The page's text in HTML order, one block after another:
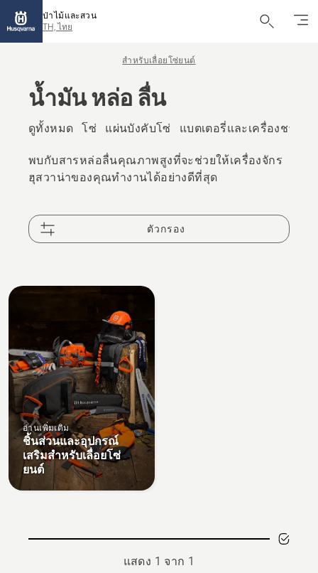
ป่าไม้และสวน
TH, ไทย
สำหรับเลื่อยโซ่ยนต์
น้ำมัน หล่อ ลื่น
ดูทั้งหมด โซ่ แผ่นบังคับโซ่ แบตเตอรี่และเครื่องชาร์จ
พบกับสารหล่อลื่นคุณภาพสูงที่จะช่วยให้เครื่องจักร
ฮุสวาน่าของคุณทํางานได้อย่างดีที่สุด
ตัวกรอง
All
อ่านเพิ่มเติม
ชิ้นส่วนและอุปกรณ์
เสริมสำหรับเลื่อยโซ่
ยนต์
แสดง 1 จาก 1